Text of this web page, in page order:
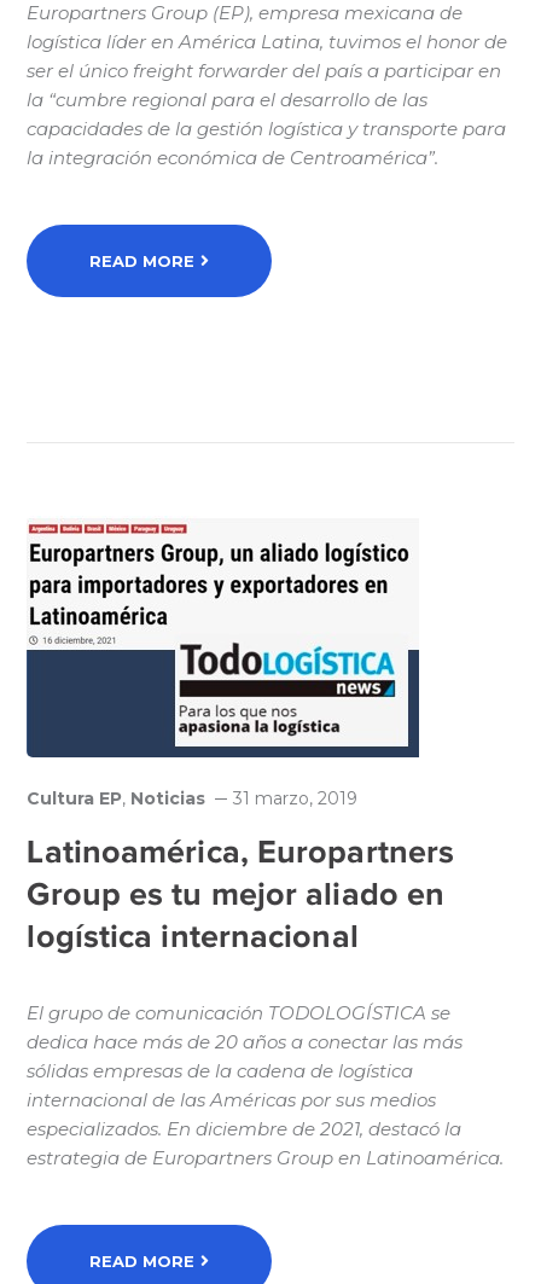
Europartners Group (EP), empresa mexicana de
logística líder en América Latina, tuvimos el honor de
ser el único freight forwarder del país a participar en
la “cumbre regional para el desarrollo de las
capacidades de la gestión logística y transporte para
la integración económica de Centroamérica”.
READ MORE
Cultura EP, Noticias 31 marzo, 2019
Latinoamérica, Europartners
Group es tu mejor aliado en
logística internacional
El grupo de comunicación TODOLOGÍSTICA se
dedica hace más de 20 años a conectar las más
sólidas empresas de la cadena de logística
internacional de las Américas por sus medios
especializados. En diciembre de 2021, destacó la
estrategia de Europartners Group en Latinoamérica.
READ MORE